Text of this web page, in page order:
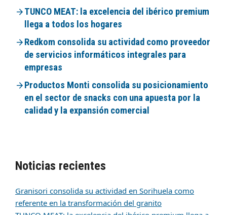
TUNCO MEAT: la excelencia del ibérico premium
llega a todos los hogares
Redkom consolida su actividad como proveedor
de servicios informáticos integrales para
empresas
Productos Monti consolida su posicionamiento
en el sector de snacks con una apuesta por la
calidad y la expansión comercial
Noticias recientes
Granisori consolida su actividad en Sorihuela como
referente en la transformación del granito